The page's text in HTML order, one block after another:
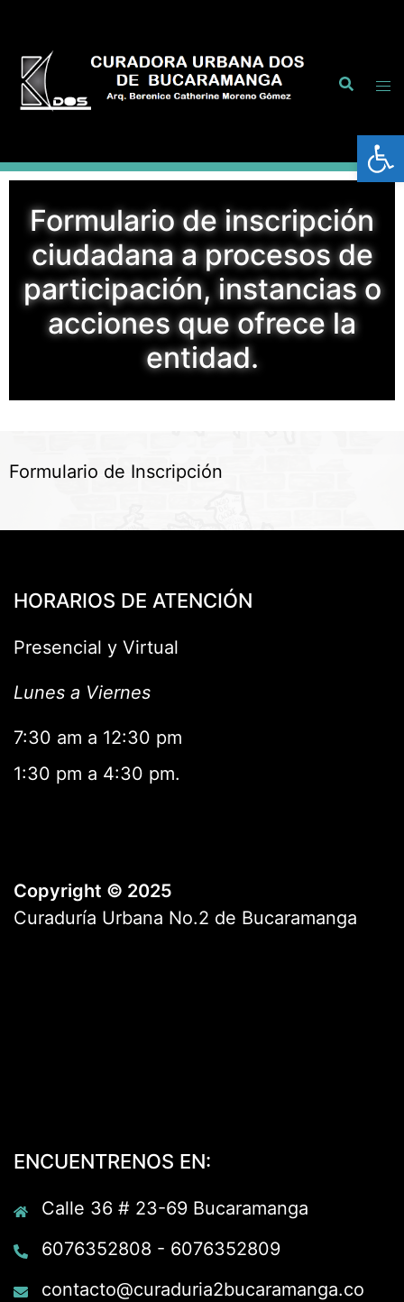
Abrir
Formulario de inscripción
ciudadana a procesos de
participación, instancias o
acciones que ofrece la
entidad.
Formulario de Inscripción
HORARIOS DE ATENCIÓN
Presencial y Virtual
Lunes a Viernes
7:30 am a 12:30 pm
1:30 pm a 4:30 pm.
Copyright © 2025
Curaduría Urbana No.2 de Bucaramanga
ENCUENTRENOS EN:
Calle 36 # 23-69 Bucaramanga
6076352808 - 6076352809
contacto@curaduria2bucaramanga.co